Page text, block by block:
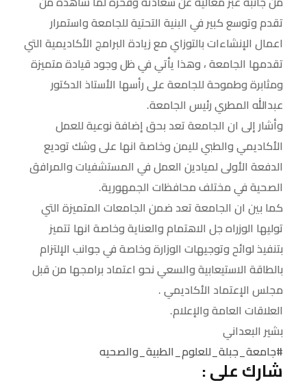
تقدم وتوسع كبير في البنية التحتية للجامعة واستمرار
اعمال الإنشاءات بالتوزاي مع زيادة البرامج الأكاديمية التي
تقدمها الجامعة ، وهذا يأتي في ظل وجود قيادة متميزة
ومثابرة وطموحة للجامعة على رأسها الأستاذ الدكتور
عبدالله المطري رئيس الجامعة.
وأشار إلى ان الجامعة تعد بحق إضافة نوعية للعمل
الأكاديمي والطبي لليمن وخاصة انها على وشك توديع
الدفعة الأولى لميادين العمل في المستشفيات والمرافق
الصحية في مختلف محافظات الجمهورية.
كما بين ان الجامعة تعد ضمن الجامعات المتميزة التي
توليها الوزراه جل الاهتمام والعناية وخاصة انها تتميز
بتنفيذ لوائح وتوجيهات الوزارة وخاصة في جوانب الإلتزام
بالطاقة الاستيعابية والسعي نحو اعتماد برامجها من قبل
مجلس الإعتماد الأكاديمي .
العلاقات العامة والإعلام.
بشير البعداني
#جامعة_جبلة_للعلوم_الطبية_والصحيه
شارك على :